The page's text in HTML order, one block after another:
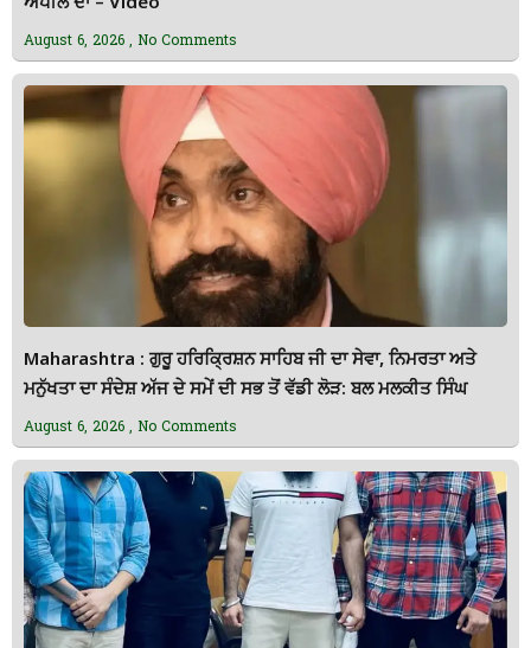
August 6, 2026 No Comments
Maharashtra : ਗੁਰੂ ਹਰਿਕ੍ਰਿਸ਼ਨ ਸਾਹਿਬ ਜੀ ਦਾ ਸੇਵਾ, ਨਿਮਰਤਾ ਅਤੇ
ਮਨੁੱਖਤਾ ਦਾ ਸੰਦੇਸ਼ ਅੱਜ ਦੇ ਸਮੇਂ ਦੀ ਸਭ ਤੋਂ ਵੱਡੀ ਲੋੜ: ਬਲ ਮਲਕੀਤ ਸਿੰਘ
August 6, 2026 No Comments